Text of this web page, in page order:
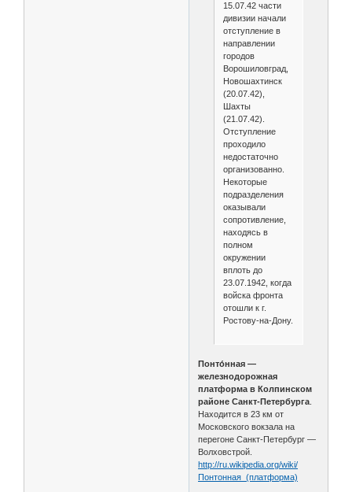
15.07.42 части
дивизии начали
отступление в
направлении
городов
Ворошиловград,
Новошахтинск
(20.07.42),
Шахты
(21.07.42).
Отступление
проходило
недостаточно
организованно.
Некоторые
подразделения
оказывали
сопротивление,
находясь в
полном
окружении
вплоть до
23.07.1942, когда
войска фронта
отошли к г.
Ростову-на-Дону.
Понто́нная —
железнодорожная
платформа в Колпинском
районе Санкт-Петербурга
Находится в 23 км от
Московского вокзала на
перегоне Санкт-Петербург —
Волховстрой.
http://ru.wikipedia.org/wiki/
Понтонная_(платформа)